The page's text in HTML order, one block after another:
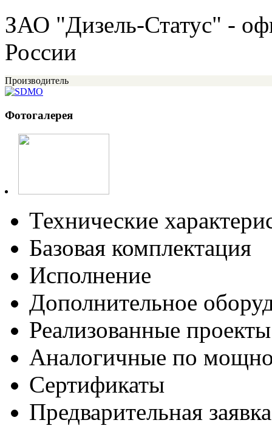
ЗАО "Дизель-Статус" -
России
Производитель
Фотогалерея
Технические
Базовая комплектация
Исполнение
Дополнительное
Реализованные проекты
Аналогичные по
Сертификаты
Предварительная заявка